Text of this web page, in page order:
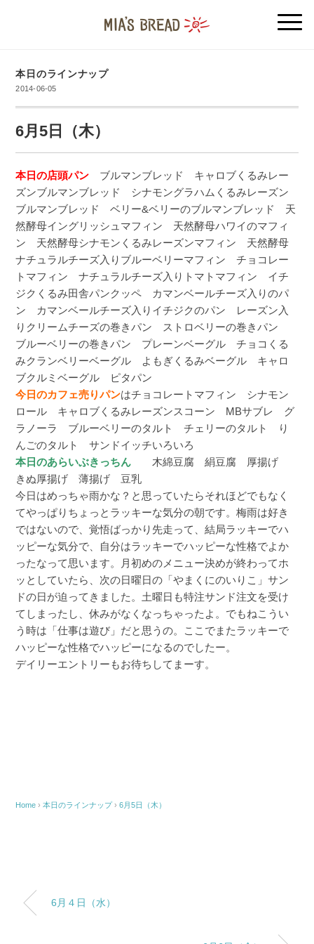
本日のラインナップ
2014-06-05
6月5日（木）
本日の店頭パン ブルマンブレッド キャロブくるみレー
ズンブルマンブレッド シナモングラハムくるみレーズン
ブルマンブレッド ベリー&ベリーのブルマンブレッド 天
然酵母イングリッシュマフィン 天然酵母ハワイのマフィ
ン 天然酵母シナモンくるみレーズンマフィン 天然酵母
ナチュラルチーズ入りブルーベリーマフィン チョコレー
トマフィン ナチュラルチーズ入りトマトマフィン イチ
ジクくるみ田舎パンクッペ カマンベールチーズ入りのパ
ン カマンベールチーズ入りイチジクのパン レーズン入
りクリームチーズの巻きパン ストロベリーの巻きパン
ブルーベリーの巻きパン プレーンベーグル チョコくる
みクランベリーベーグル よもぎくるみベーグル キャロ
ブクルミベーグル ピタパン
今日のカフェ売りパンはチョコレートマフィン シナモン
ロール キャロブくるみレーズンスコーン MBサブレ グ
ラノーラ ブルーベリーのタルト チェリーのタルト り
んごのタルト サンドイッチいろいろ
本日のあらいぶきっちん 木綿豆腐 絹豆腐 厚揚げ
きぬ厚揚げ 薄揚げ 豆乳
今日はめっちゃ雨かな？と思っていたらそれほどでもなく
てやっぱりちょっとラッキーな気分の朝です。梅雨は好き
ではないので、覚悟ばっかり先走って、結局ラッキーでハ
ッピーな気分で、自分はラッキーでハッピーな性格でよか
ったなって思います。月初めのメニュー決めが終わってホ
ッとしていたら、次の日曜日の「やまくにのいりこ」サン
ドの日が迫ってきました。土曜日も特注サンド注文を受け
てしまったし、休みがなくなっちゃったよ。でもねこうい
う時は「仕事は遊び」だと思うの。ここでまたラッキーで
ハッピーな性格でハッピーになるのでしたー。
デイリーエントリーもお待ちしてまーす。
Home ›本日のラインナップ ›6月5日（木）
6月４日（水）